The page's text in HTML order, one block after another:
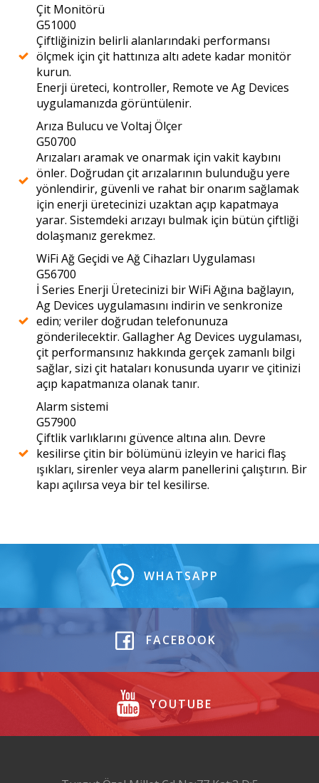
Çit Monitörü
G51000
Çiftliğinizin belirli alanlarındaki performansı
ölçmek için çit hattınıza altı adete kadar monitör
kurun.
Enerji üreteci, kontroller, Remote ve Ag Devices
uygulamanızda görüntülenir.
Arıza Bulucu ve Voltaj Ölçer
G50700
Arızaları aramak ve onarmak için vakit kaybını
önler. Doğrudan çit arızalarının bulunduğu yere
yönlendirir, güvenli ve rahat bir onarım sağlamak
için enerji üretecinizi uzaktan açıp kapatmaya
yarar. Sistemdeki arızayı bulmak için bütün çiftliği
dolaşmanız gerekmez.
WiFi Ağ Geçidi ve Ağ Cihazları Uygulaması
G56700
İ Series Enerji Üretecinizi bir WiFi Ağına bağlayın,
Ag Devices uygulamasını indirin ve senkronize
edin; veriler doğrudan telefonunuza
gönderilecektir. Gallagher Ag Devices uygulaması,
çit performansınız hakkında gerçek zamanlı bilgi
sağlar, sizi çit hataları konusunda uyarır ve çitinizi
açıp kapatmanıza olanak tanır.
Alarm sistemi
G57900
Çiftlik varlıklarını güvence altına alın. Devre
kesilirse çitin bir bölümünü izleyin ve harici flaş
ışıkları, sirenler veya alarm panellerini çalıştırın. Bir
kapı açılırsa veya bir tel kesilirse.
WHATSAPP
FACEBOOK
YOUTUBE